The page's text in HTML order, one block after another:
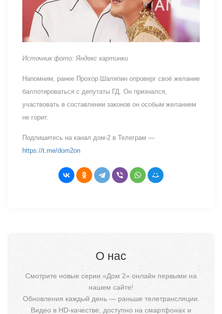
Источник фото: Яндекс картинки
Напомним, ранее Прохор Шаляпин опроверг своё желание
баллотироваться с депутаты ГД. Он признался,
участвовать в составлении законов он особым желанием
не горит.
Подпишитесь на канал дом-2 в Телеграм —
https://t.me/dom2on
О нас
Смотрите новые серии «Дом 2» онлайн первыми на
нашем сайте!
Обновления каждый день — раньше телетрансляции.
Видео в HD-качестве, доступно на смартфонах и